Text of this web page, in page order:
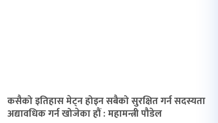
कसैको इतिहास मेट्न होइन सबैको सुरक्षित गर्न सदस्यता
अद्यावधिक गर्न खोजेका हौं : महामन्त्री पौडेल